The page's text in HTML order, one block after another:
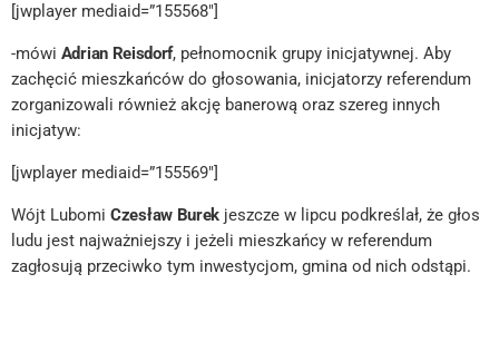
[jwplayer mediaid=”155568″]
-mówi Adrian Reisdorf, pełnomocnik grupy inicjatywnej. Aby
zachęcić mieszkańców do głosowania, inicjatorzy referendum
zorganizowali również akcję banerową oraz szereg innych
inicjatyw:
[jwplayer mediaid=”155569″]
Wójt Lubomi Czesław Burek jeszcze w lipcu podkreślał, że głos
ludu jest najważniejszy i jeżeli mieszkańcy w referendum
zagłosują przeciwko tym inwestycjom, gmina od nich odstąpi.